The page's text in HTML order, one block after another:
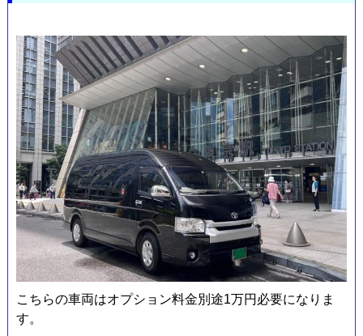
こちらの車両はオプション料金別途1万円必要になりま
す。